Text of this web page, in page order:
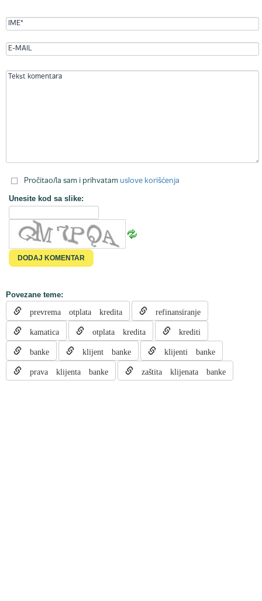
Pročitao/la sam i prihvatam uslove korišćenja
Unesite kod sa slike:
Povezane teme:
prevrema otplata kredita refinansiranje
kamatica otplata kredita krediti
banke klijent banke klijenti banke
prava klijenta banke zaštita klijenata banke